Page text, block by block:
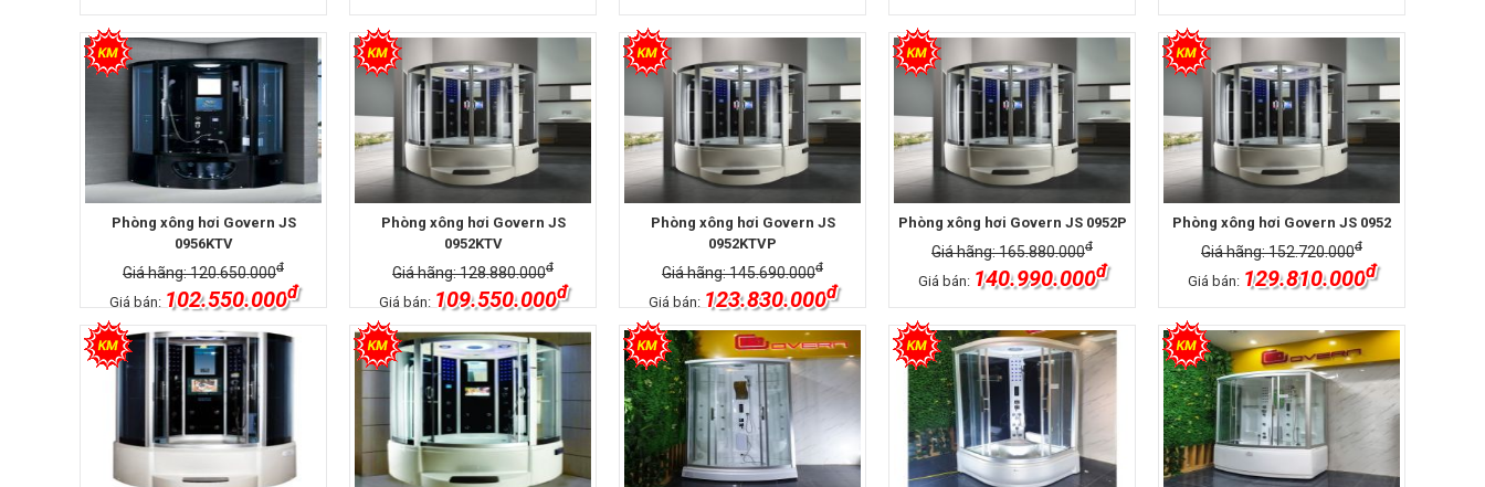
Phòng xông hơi Govern JS
0956KTV
Giá hãng: 120.650.000đ
Giá bán: 102.550.000đ
Phòng xông hơi Govern JS
0952KTV
Giá hãng: 128.880.000đ
Giá bán: 109.550.000đ
Phòng xông hơi Govern JS
0952KTVP
Giá hãng: 145.690.000đ
Giá bán: 123.830.000đ
Phòng xông hơi Govern JS 0952P
Giá hãng: 165.880.000đ
Giá bán: 140.990.000đ
Phòng xông hơi Govern JS 0952
Giá hãng: 152.720.000đ
Giá bán: 129.810.000đ